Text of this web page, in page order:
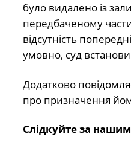
було видалено із
передбаченому
відсутність
умовно, суд
Додатково
про призначення
Слідкуйте за